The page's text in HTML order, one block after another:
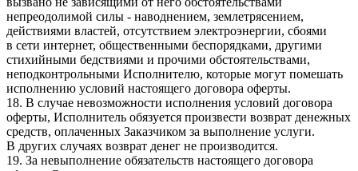
непреодолимой силы - наводнением, землетрясением,
действиями властей, отсутствием электроэнергии, сбоями
в сети интернет, общественными беспорядками, другими
стихийными бедствиями и прочими обстоятельствами,
неподконтрольными Исполнителю, которые могут помешать
исполнению условий настоящего договора оферты.
18. В случае невозможности исполнения условий договора
оферты, Исполнитель обязуется произвести возврат денежных
средств, оплаченных Заказчиком за выполнение услуги.
В других случаях возврат денег не производится.
19. За невыполнение обязательств настоящего договора